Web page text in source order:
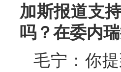
加斯报道支
吗？在委内
毛宁：你